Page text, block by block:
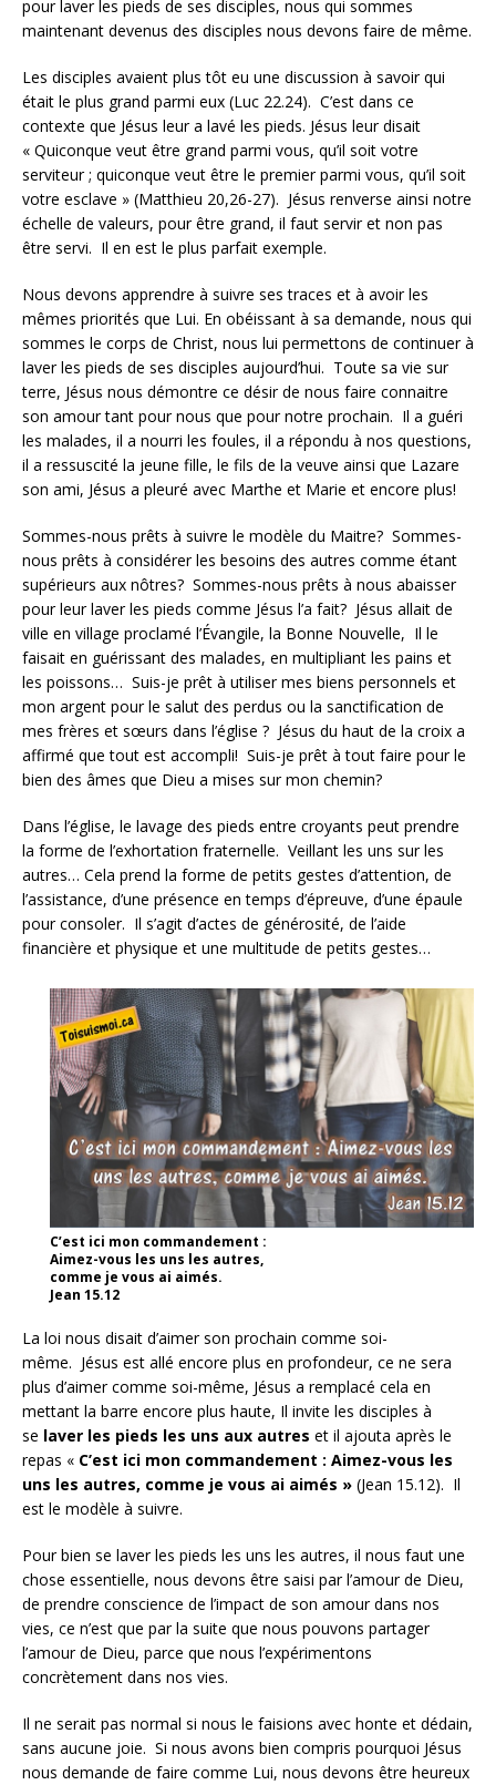
pour laver les pieds de ses disciples, nous qui sommes
maintenant devenus des disciples nous devons faire de même.
Les disciples avaient plus tôt eu une discussion à savoir qui
était le plus grand parmi eux (Luc 22.24). C’est dans ce
contexte que Jésus leur a lavé les pieds. Jésus leur disait
« Quiconque veut être grand parmi vous, qu’il soit votre
serviteur ; quiconque veut être le premier parmi vous, qu’il soit
votre esclave » (Matthieu 20,26-27). Jésus renverse ainsi notre
échelle de valeurs, pour être grand, il faut servir et non pas
être servi. Il en est le plus parfait exemple.
Nous devons apprendre à suivre ses traces et à avoir les
mêmes priorités que Lui. En obéissant à sa demande, nous qui
sommes le corps de Christ, nous lui permettons de continuer à
laver les pieds de ses disciples aujourd’hui. Toute sa vie sur
terre, Jésus nous démontre ce désir de nous faire connaitre
son amour tant pour nous que pour notre prochain. Il a guéri
les malades, il a nourri les foules, il a répondu à nos questions,
il a ressuscité la jeune fille, le fils de la veuve ainsi que Lazare
son ami, Jésus a pleuré avec Marthe et Marie et encore plus!
Sommes-nous prêts à suivre le modèle du Maitre? Sommes-
nous prêts à considérer les besoins des autres comme étant
supérieurs aux nôtres? Sommes-nous prêts à nous abaisser
pour leur laver les pieds comme Jésus l’a fait? Jésus allait de
ville en village proclamé l’Évangile, la Bonne Nouvelle, Il le
faisait en guérissant des malades, en multipliant les pains et
les poissons… Suis-je prêt à utiliser mes biens personnels et
mon argent pour le salut des perdus ou la sanctification de
mes frères et sœurs dans l’église ? Jésus du haut de la croix a
affirmé que tout est accompli! Suis-je prêt à tout faire pour le
bien des âmes que Dieu a mises sur mon chemin?
Dans l’église, le lavage des pieds entre croyants peut prendre
la forme de l’exhortation fraternelle. Veillant les uns sur les
autres… Cela prend la forme de petits gestes d’attention, de
l’assistance, d’une présence en temps d’épreuve, d’une épaule
pour consoler. Il s’agit d’actes de générosité, de l’aide
financière et physique et une multitude de petits gestes…
C’est ici mon commandement :
Aimez-vous les uns les autres,
comme je vous ai aimés.
Jean 15.12
La loi nous disait d’aimer son prochain comme soi-
même. Jésus est allé encore plus en profondeur, ce ne sera
plus d’aimer comme soi-même, Jésus a remplacé cela en
mettant la barre encore plus haute, Il invite les disciples à
se laver les pieds les uns aux autres et il ajouta après le
repas « C’est ici mon commandement : Aimez-vous les
uns les autres, comme je vous ai aimés » (Jean 15.12). Il
est le modèle à suivre.
Pour bien se laver les pieds les uns les autres, il nous faut une
chose essentielle, nous devons être saisi par l’amour de Dieu,
de prendre conscience de l’impact de son amour dans nos
vies, ce n’est que par la suite que nous pouvons partager
l’amour de Dieu, parce que nous l’expérimentons
concrètement dans nos vies.
Il ne serait pas normal si nous le faisions avec honte et dédain,
sans aucune joie. Si nous avons bien compris pourquoi Jésus
nous demande de faire comme Lui, nous devons être heureux